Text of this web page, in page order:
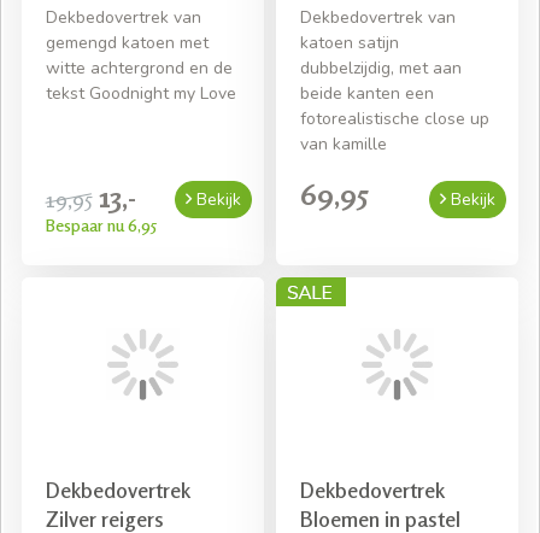
Dekbedovertrek van
gemengd katoen met
witte achtergrond en de
tekst Goodnight my Love
19,95 13,-
Bespaar nu 6,95
Bekijk
Dekbedovertrek van
katoen satijn
dubbelzijdig, met aan
beide kanten een
fotorealistische close up
van kamille
69,95 Bekijk
Dekbedovertrek
Zilver reigers
Dekbedovertrek
Bloemen in pastel